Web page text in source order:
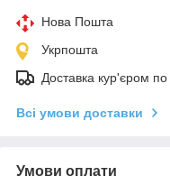
Нова Пошта
Укрпошта
Доставка кур'єром
Всі умови доставки
Умови оплати